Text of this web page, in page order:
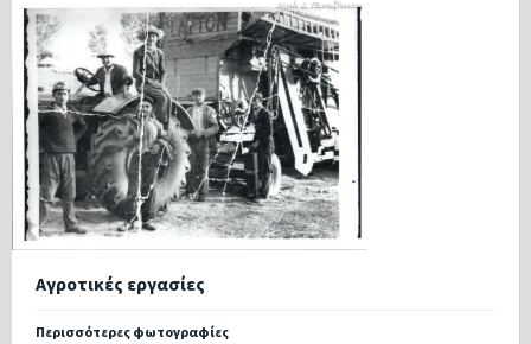
Αγροτικές εργασίες
Περισσότερες φωτογραφίες